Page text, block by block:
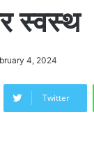
स्वस्थ
4, 2024
Twitter